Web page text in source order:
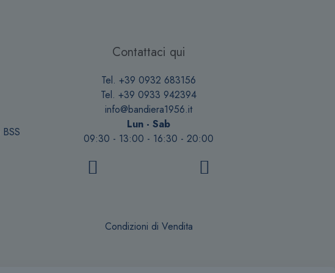
scelte
nella
pagina
del
prodotto
BSS
Contattaci qui
Tel. +39 0932 683156
Tel. +39 0933 942394
info@bandiera1956.it
Lun - Sab
09:30 - 13:00 - 16:30 - 20:00
Condizioni di Vendita